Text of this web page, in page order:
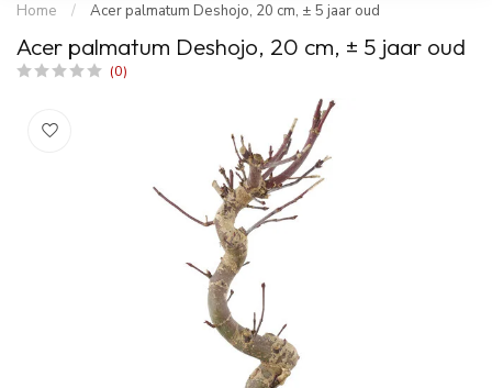
Home / Acer palmatum Deshojo, 20 cm, ± 5 jaar oud
Acer palmatum Deshojo, 20 cm, ± 5 jaar oud
(0)